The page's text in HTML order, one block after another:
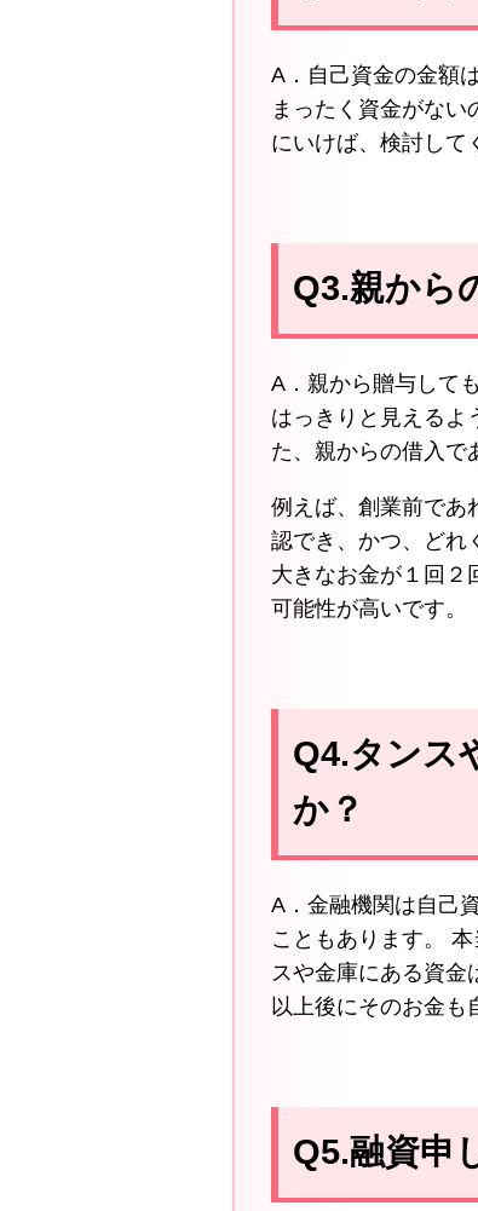
A．自己資金の金額
まったく資金がな
にいけば、検討して
Q3.親から
A．親から贈与して
はっきりと見えるよ
た、親からの借入で
例えば、創業前であ
認でき、かつ、どれ
大きなお金が１回２
可能性が高いです。
Q4.タンス
か？
A．金融機関は自己
こともあります。
スや金庫にある資
以上後にそのお金も
Q5.融資申